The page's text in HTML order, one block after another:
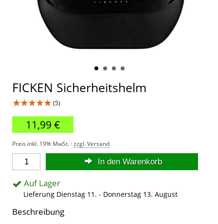
FICKEN Sicherheitshelm
★★★★★ (5)
11,99 €
Preis inkl. 19% MwSt. ·zzgl. Versand
In den Warenkorb
Auf Lager
Lieferung Dienstag 11. - Donnerstag 13. August
Beschreibung